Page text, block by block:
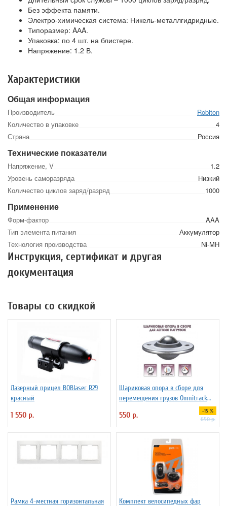
Без эффекта памяти.
Электро-химическая система: Никель-металлгидридные.
Типоразмер: AАA.
Упаковка: по 4 шт. на блистере.
Напряжение: 1.2 В.
Характеристики
Общая информация
Производитель
Robiton
Количество в упаковке
4
Страна
Россия
Технические показатели
Напряжение, V
1.2
Уровень саморазряда
Низкий
Количество циклов заряд/разряд
1000
Применение
Форм-фактор
AAA
Тип элемента питания
Аккумулятор
Технология производства
Ni-MH
Инструкция, сертификат и другая
документация
Товары со скидкой
Лазерный прицел BOBlaser R29
красный
1 550 р.
Шариковая опора в сборе для
перемещения грузов Omnitrack
550 р. -15 %
650 р.
Рамка 4-местная горизонтальная
Комплект велосипедных фар